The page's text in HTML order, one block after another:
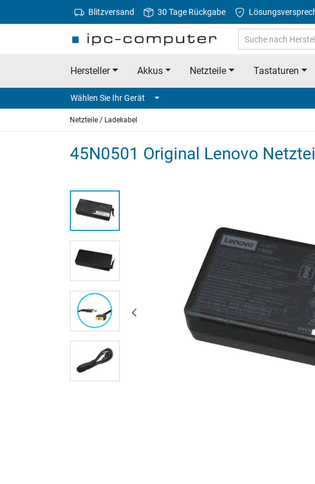
Blitzversand 30 Tage Rückgabe
Hersteller Akkus Netzteile Tastaturen
Wählen Sie Ihr Gerät
Netzteile / Ladekabel
45N0501 Original Lenovo